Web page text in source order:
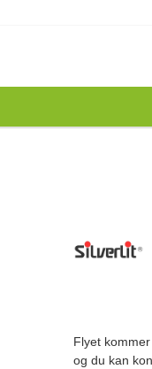
Flyet
og du kan